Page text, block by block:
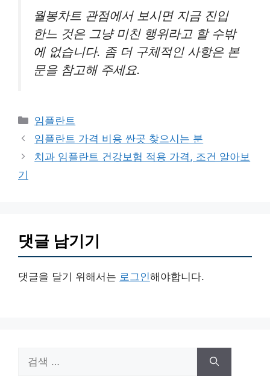
월봉차트 관점에서 보시면 지금 진입
한느 것은 그냥 미친 행위라고 할 수밖
에 없습니다. 좀 더 구체적인 사항은 본
문을 참고해 주세요.
카
테
고
리
임플란트
임플란트 가격 비용 싼곳 찾으시는 분
치과 임플란트 건강보험 적용 가격, 조건 알아보
기
댓글 남기기
댓글을 달기 위해서는 로그인해야합니다.
색: